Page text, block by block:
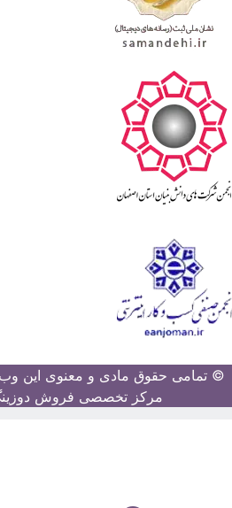
© تمامی حقوق مادی و معنوی این
مرکز تخصصی فروش